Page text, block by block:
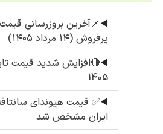
◀️📌آخرین بروزرسانی
پرفروش (۱۴ مرداد ۱۴۰۵)
◀️
1405
◀️✅ قیمت هیوندای
ایران مشخص شد